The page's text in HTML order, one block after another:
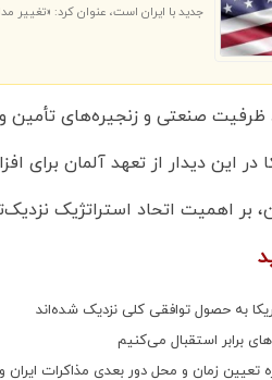
جدید با ایران است، عنوان کرد: «تغییر
ظرفیت صنعتی و زنجیره‌های تأمین
در این دیدار از تعهد آلمان
بر اهمیت اتحاد استراتژیک
به حصول توافقی کلی نزدیک شده‌اند
برابر استقبال می‌کنیم
تعیین زمان و محل دور بعدی مذاکرات ایران